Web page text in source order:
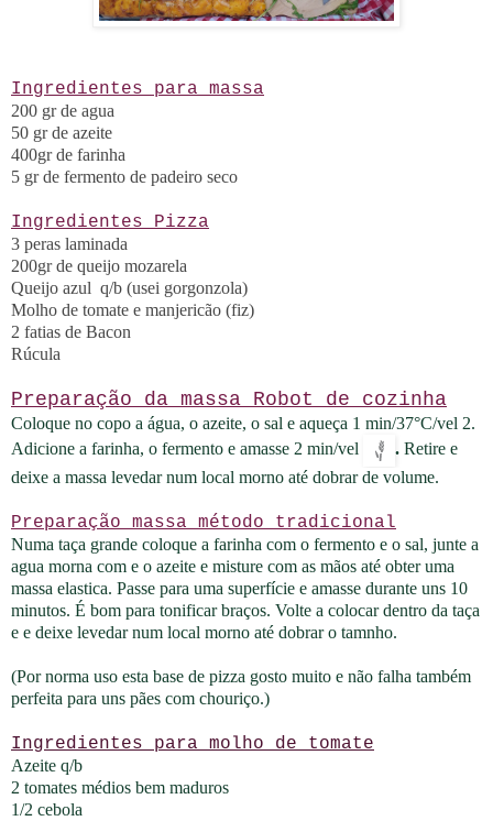
Ingredientes para massa
200 gr de agua
50 gr de azeite
400gr de farinha
5 gr de fermento de padeiro seco
Ingredientes Pizza
3 peras laminada
200gr de queijo mozarela
Queijo azul q/b (usei gorgonzola)
Molho de tomate e manjericão (fiz)
2 fatias de Bacon
Rúcula
Preparação da massa Robot de cozinha
Coloque no copo a água, o azeite, o sal e aqueça 1 min/37°C/vel 2.
Adicione a farinha, o fermento e amasse 2 min/vel . Retire e
deixe a massa levedar num local morno até dobrar de volume.
Preparação massa método tradicional
Numa taça grande coloque a farinha com o fermento e o sal, junte a
agua morna com e o azeite e misture com as mãos até obter uma
massa elastica. Passe para uma superfície e amasse durante uns 10
minutos. É bom para tonificar braços. Volte a colocar dentro da taça
e e deixe levedar num local morno até dobrar o tamnho.
(Por norma uso esta base de pizza gosto muito e não falha também
perfeita para uns pães com chouriço.)
Ingredientes para molho de tomate
Azeite q/b
2 tomates médios bem maduros
1/2 cebola